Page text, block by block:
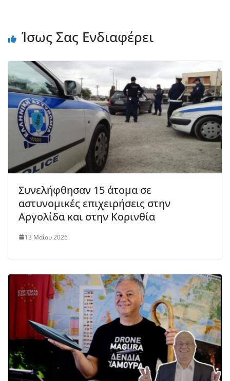
Ίσως Σας Ενδιαφέρει
Συνελήφθησαν 15 άτομα σε
αστυνομικές επιχειρήσεις στην
Αργολίδα και στην Κορινθία
13 Μαΐου 2026